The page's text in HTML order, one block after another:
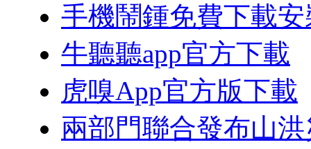
手機鬧鍾免費下載安
牛聽聽app官方下載
虎嗅App官方版下載
兩部門聯合發布山